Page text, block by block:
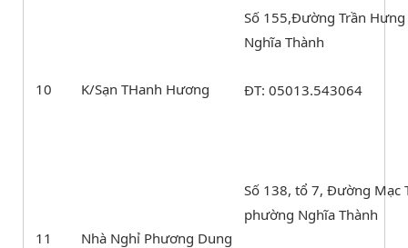
10 K/Sạn THanh Hương
Số 155,Đường Trần
Nghĩa Thành
ĐT: 05013.543064
11 Nhà Nghỉ Phương Dung
Số 138, tổ 7, Đường Mạc
phường Nghĩa Thành